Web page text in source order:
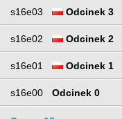
s16e03 Odcinek 3
s16e02 Odcinek 2
s16e01 Odcinek 1
s16e00 Odcinek 0